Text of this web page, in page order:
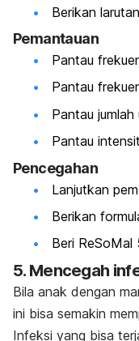
Berikan
Pemantauan
Pantau
Pantau
Pantau jumlah
Pantau
Pencegahan
Lanjutkan
Berikan
Beri ReSoMal
5. Mencegah
Bila anak dengan
ini bisa semakin
Infeksi yang bisa